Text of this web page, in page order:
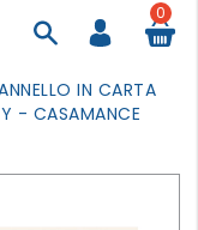
0
IN CARTA
- CASAMANCE